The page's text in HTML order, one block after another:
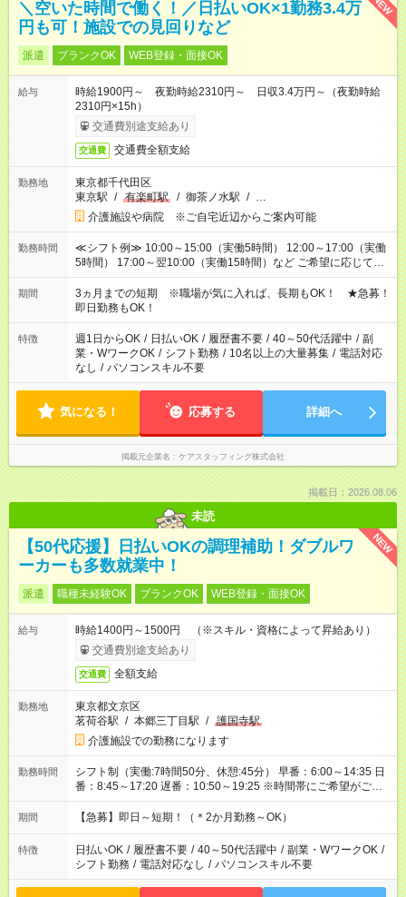
＼空いた時間で働く！／日払いOK×1勤務3.4万
円も可！施設での見回りなど
派遣 ブランクOK WEB登録・面接OK
給与
時給1900円～ 夜勤時給2310円～ 日収3.4万円～（夜勤時給
2310円×15h）
交通費別途支給あり
交通費 交通費全額支給
勤務地
東京都千代田区
東京駅 / 有楽町駅 / 御茶ノ水駅 / …
介護施設や病院 ※ご自宅近辺からご案内可能
勤務時間
≪シフト例≫ 10:00～15:00（実働5時間） 12:00～17:00（実働
5時間） 17:00～翌10:00（実働15時間）など ご希望に応じて、
働く時間は調整できます！ お気軽に担当へ相談ください！
期間
3ヵ月までの短期 ※職場が気に入れば、長期もOK！ ★急募！
即日勤務もOK！
特徴 週1日からOK / 日払いOK / 履歴書不要 / 40～50代活躍中 / 副
業・WワークOK / シフト勤務 / 10名以上の大量募集 / 電話対応
なし / パソコンスキル不要
気になる！ 応募する 詳細へ
掲載元企業名 ケアスタッフィング株式会社
掲載日：2026.08.06
未読
NEW
【50代応援】日払いOKの調理補助！ダブルワ
ーカーも多数就業中！
派遣 職種未経験OK ブランクOK WEB登録・面接OK
給与
時給1400円～1500円 （※スキル・資格によって昇給あり）
交通費別途支給あり
交通費 全額支給
勤務地
東京都文京区
茗荷谷駅 / 本郷三丁目駅 / 護国寺駅
介護施設での勤務になります
勤務時間
シフト制（実働:7時間50分、休憩:45分） 早番：6:00～14:35 日
番：8:45～17:20 遅番：10:50～19:25 ※時間帯にご希望がござ
いましたらお気軽にご相談ください。
期間 【急募】即日～短期！（＊2か月勤務～OK）
特徴 日払いOK / 履歴書不要 / 40～50代活躍中 / 副業・WワークOK /
シフト勤務 / 電話対応なし / パソコンスキル不要